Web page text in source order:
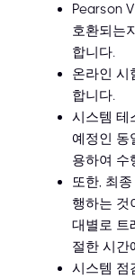
Pearson
호환되는
합니다.
온라인 시
합니다.
시스템 테
예정인 동
용하여 수
또한, 최
행하는 것
대별로 트
절한 시간
시스템 점